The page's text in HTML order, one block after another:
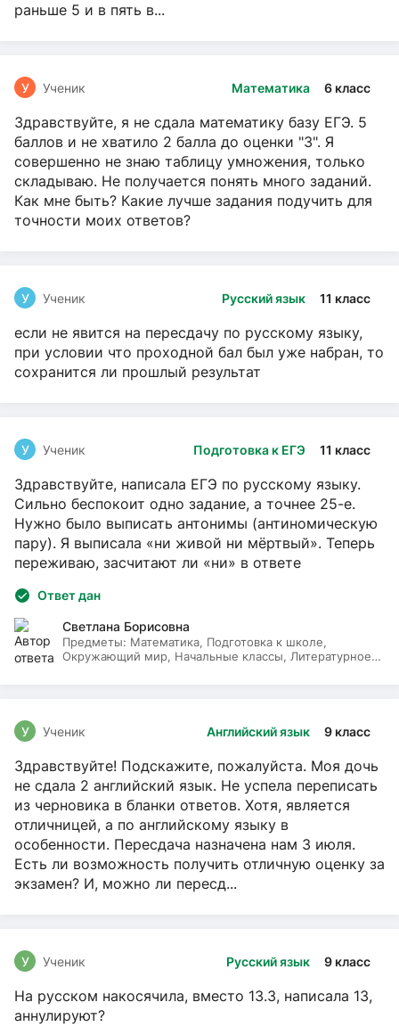
раньше 5 и в пять в...
Математика 6 класс
У Ученик
Здравствуйте, я не сдала математику базу ЕГЭ. 5
баллов и не хватило 2 балла до оценки "3". Я
совершенно не знаю таблицу умножения, только
складываю. Не получается понять много заданий.
Как мне быть? Какие лучше задания подучить для
точности моих ответов?
Русский язык 11 класс
У Ученик
если не явится на пересдачу по русскому языку,
при условии что проходной бал был уже набран, то
сохранится ли прошлый результат
Подготовка к ЕГЭ 11 класс
У Ученик
Здравствуйте, написала ЕГЭ по русскому языку.
Сильно беспокоит одно задание, а точнее 25-е.
Нужно было выписать антонимы (антиномическую
пару). Я выписала «ни живой ни мёртвый». Теперь
переживаю, засчитают ли «ни» в ответе
Ответ дан
Светлана Борисовна
Предметы: Математика, Подготовка к школе,
Окружающий мир, Начальные классы, Литературное
Английский язык 9 класс
У Ученик
Здравствуйте! Подскажите, пожалуйста. Моя дочь
не сдала 2 английский язык. Не успела переписать
из черновика в бланки ответов. Хотя, является
отличницей, а по английскому языку в
особенности. Пересдача назначена нам 3 июля.
Есть ли возможность получить отличную оценку за
экзамен? И, можно ли пересд...
Русский язык 9 класс
У Ученик
На русском накосячила, вместо 13.3, написала 13,
аннулируют?